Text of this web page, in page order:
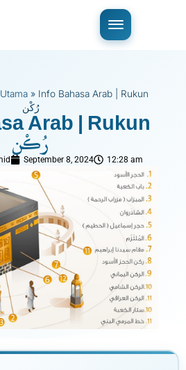
» Info Bahasa Arab | Rukun
رُكْن
Arab | Rukun
رُكْن
September 8, 2024 12:28 am